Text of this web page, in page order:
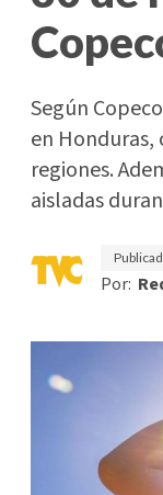
Según
en Honduras,
regiones.
aisladas
Por: